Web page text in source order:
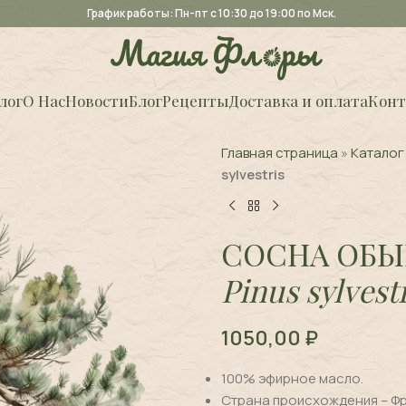
График работы: Пн-пт с 10:30 до 19:00 по Мск.
О НасНовостиБлогРецептыДоставка и оплата
Главная страница »Каталог
sylvestris
СОСНА
Pinus
1050,00 ₽
100% эфирное масло.
Страна происхождения –